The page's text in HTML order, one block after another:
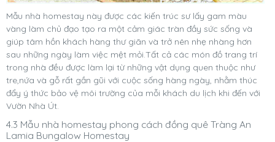
Mẫu nhà homestay này được các kiến trúc sư lấy gam màu
vàng làm chủ đạo tạo ra một cảm giác tràn đầy sức sống và
giúp tâm hồn khách hàng thư giãn và trở nên nhẹ nhàng hơn
sau những ngày làm việc mệt mỏi.Tất cả các món đồ trang trí
trong nhà đều được làm lại từ những vật dụng quen thuộc như
tre,nứa và gỗ rất gần gũi với cuộc sống hàng ngày, nhằm thúc
đẩy ý thức bảo vệ môi trường của mỗi khách du lịch khi đến với
Vườn Nhà Út.
4.3 Mẫu nhà homestay phong cách đồng quê Tràng An
Lamia Bungalow Homestay